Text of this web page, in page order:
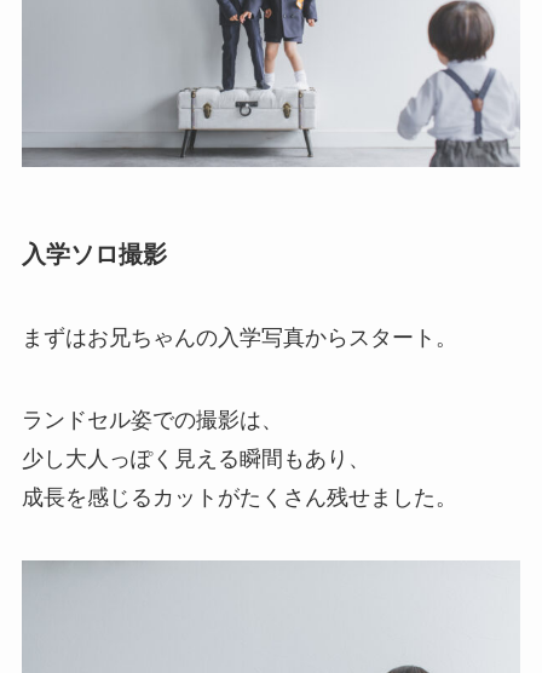
入学ソロ撮影
まずはお兄ちゃんの入学写真からスタート。
ランドセル姿での撮影は、
少し大人っぽく見える瞬間もあり、
成長を感じるカットがたくさん残せました。